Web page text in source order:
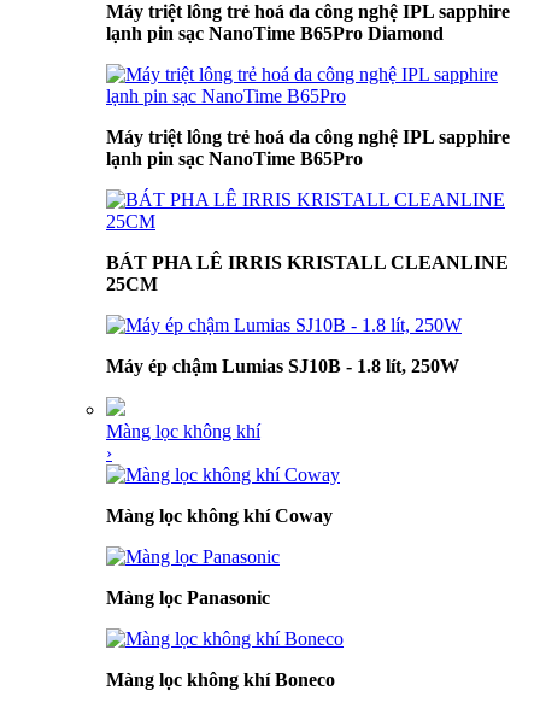
Máy triệt lông trẻ hoá da công nghệ IPL sapphire
lạnh pin sạc NanoTime B65Pro Diamond
Máy triệt lông trẻ hoá da công nghệ IPL sapphire
lạnh pin sạc NanoTime B65Pro
BÁT PHA LÊ IRRIS KRISTALL CLEANLINE
25CM
Máy ép chậm Lumias SJ10B - 1.8 lít, 250W
Màng lọc không khí
›
Màng lọc không khí Coway
Màng lọc Panasonic
Màng lọc không khí Boneco